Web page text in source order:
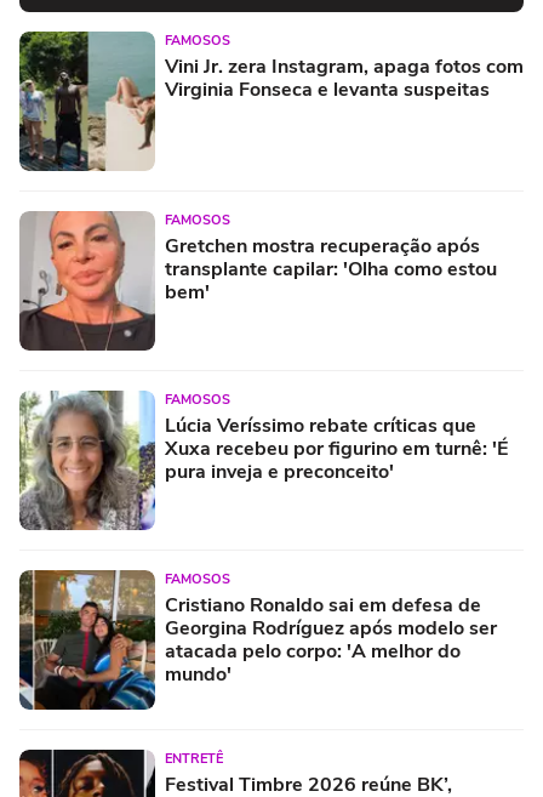
FAMOSOS
Vini Jr. zera Instagram, apaga fotos com
Virginia Fonseca e levanta suspeitas
FAMOSOS
Gretchen mostra recuperação após
transplante capilar: 'Olha como estou
bem'
FAMOSOS
Lúcia Veríssimo rebate críticas que
Xuxa recebeu por figurino em turnê: 'É
pura inveja e preconceito'
FAMOSOS
Cristiano Ronaldo sai em defesa de
Georgina Rodríguez após modelo ser
atacada pelo corpo: 'A melhor do
mundo'
ENTRETÊ
Festival Timbre 2026 reúne BK’,